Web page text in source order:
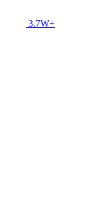
3.7W+